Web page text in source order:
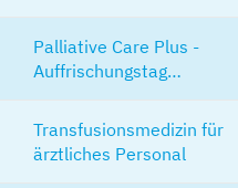
Palliative Care Plus -
Auffrischungstag…
Transfusionsmedizin für
ärztliches Personal